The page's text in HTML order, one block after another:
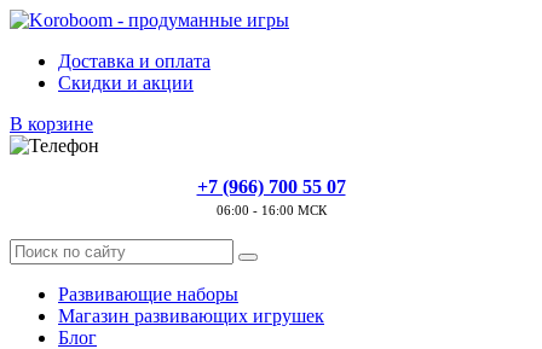
Доставка и оплата
Скидки и акции
В корзине
+7 (966) 700 55 07
06:00 - 16:00 МСК
Развивающие наборы
Магазин развивающих игрушек
Блог